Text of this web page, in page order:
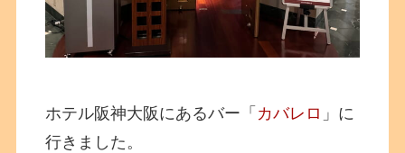
ホテル阪神大阪にあるバー「 カバレロ 」に
行きました。